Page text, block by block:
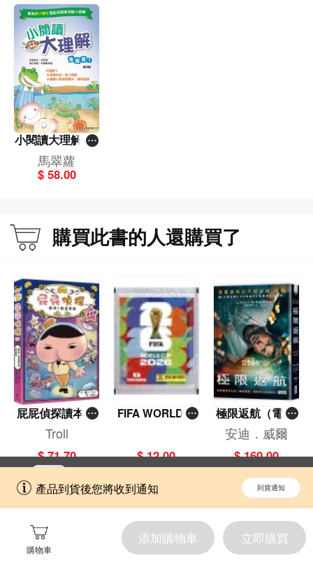
產品到貨後您將收到通知 到貨通知
購物車
添加購物車 立即購買
小閱讀大理解 -進
階篇 1(修訂版)
馬翠蘿
$ 58.00
購買此書的人還購買了
屁屁偵探讀本(1
3)－－對決！怪
篇）
Troll
$ 71.70
FIFA WORLD C
包）
$ 12.00
極限返航（電影
書衣典藏版）
（獨家收錄作者
訪談）
安迪．威爾
$ 160.00
擁抱更全面的購物和文化體驗。
開啟